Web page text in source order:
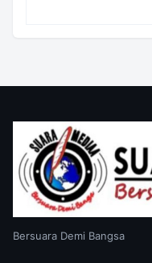
Bersuara Demi Bangsa